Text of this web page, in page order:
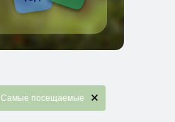
Самые посещаемые